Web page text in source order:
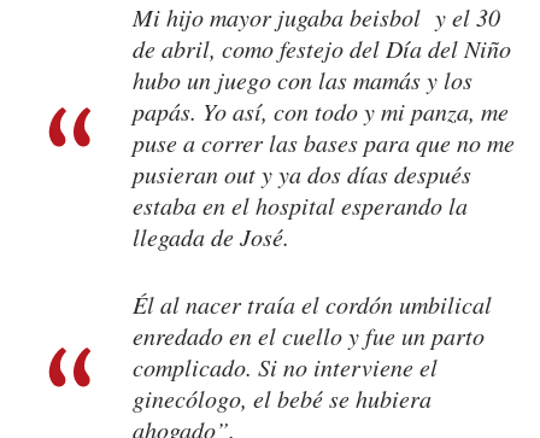
Mi hijo mayor jugaba beisbol y el 30
de abril, como festejo del Día del Niño
hubo un juego con las mamás y los
papás. Yo así, con todo y mi panza, me
puse a correr las bases para que no me
pusieran out y ya dos días después
estaba en el hospital esperando la
llegada de José.
Él al nacer traía el cordón umbilical
enredado en el cuello y fue un parto
complicado. Si no interviene el
ginecólogo, el bebé se hubiera
ahogado”.